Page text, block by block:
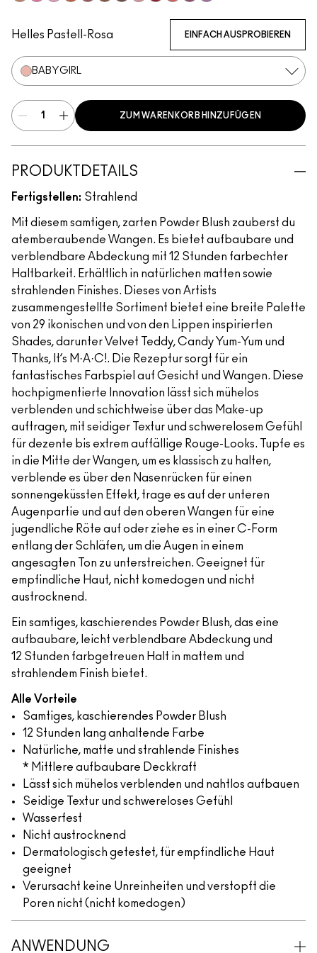
Helles Pastell-Rosa EINFACH AUSPROBIEREN
BABYGIRL
ZUM WARENKORB HINZUFÜGEN
PRODUKTDETAILS
Fertigstellen: Strahlend
Mit diesem samtigen, zarten Powder Blush zauberst du
atemberaubende Wangen. Es bietet aufbaubare und
verblendbare Abdeckung mit 12 Stunden farbechter
Haltbarkeit. Erhältlich in natürlichen matten sowie
strahlenden Finishes. Dieses von Artists
zusammengestellte Sortiment bietet eine breite Palette
von 29 ikonischen und von den Lippen inspirierten
Shades, darunter Velvet Teddy, Candy Yum-Yum und
Thanks, It’s M·A·C!. Die Rezeptur sorgt für ein
fantastisches Farbspiel auf Gesicht und Wangen. Diese
hochpigmentierte Innovation lässt sich mühelos
verblenden und schichtweise über das Make-up
auftragen, mit seidiger Textur und schwerelosem Gefühl
für dezente bis extrem auffällige Rouge-Looks. Tupfe es
in die Mitte der Wangen, um es klassisch zu halten,
verblende es über den Nasenrücken für einen
sonnengeküssten Effekt, trage es auf der unteren
Augenpartie und auf den oberen Wangen für eine
jugendliche Röte auf oder ziehe es in einer C-Form
entlang der Schläfen, um die Augen in einem
angesagten Ton zu unterstreichen. Geeignet für
empfindliche Haut, nicht komedogen und nicht
austrocknend.
Ein samtiges, kaschierendes Powder Blush, das eine
aufbaubare, leicht verblendbare Abdeckung und
12 Stunden farbgetreuen Halt in mattem und
strahlendem Finish bietet.
Alle Vorteile
Samtiges, kaschierendes Powder Blush
12 Stunden lang anhaltende Farbe
Natürliche, matte und strahlende Finishes
* Mittlere aufbaubare Deckkraft
Lässt sich mühelos verblenden und nahtlos aufbauen
Seidige Textur und schwereloses Gefühl
Wasserfest
Nicht austrocknend
Dermatologisch getestet, für empfindliche Haut
geeignet
Verursacht keine Unreinheiten und verstopft die
Poren nicht (nicht komedogen)
ANWENDUNG